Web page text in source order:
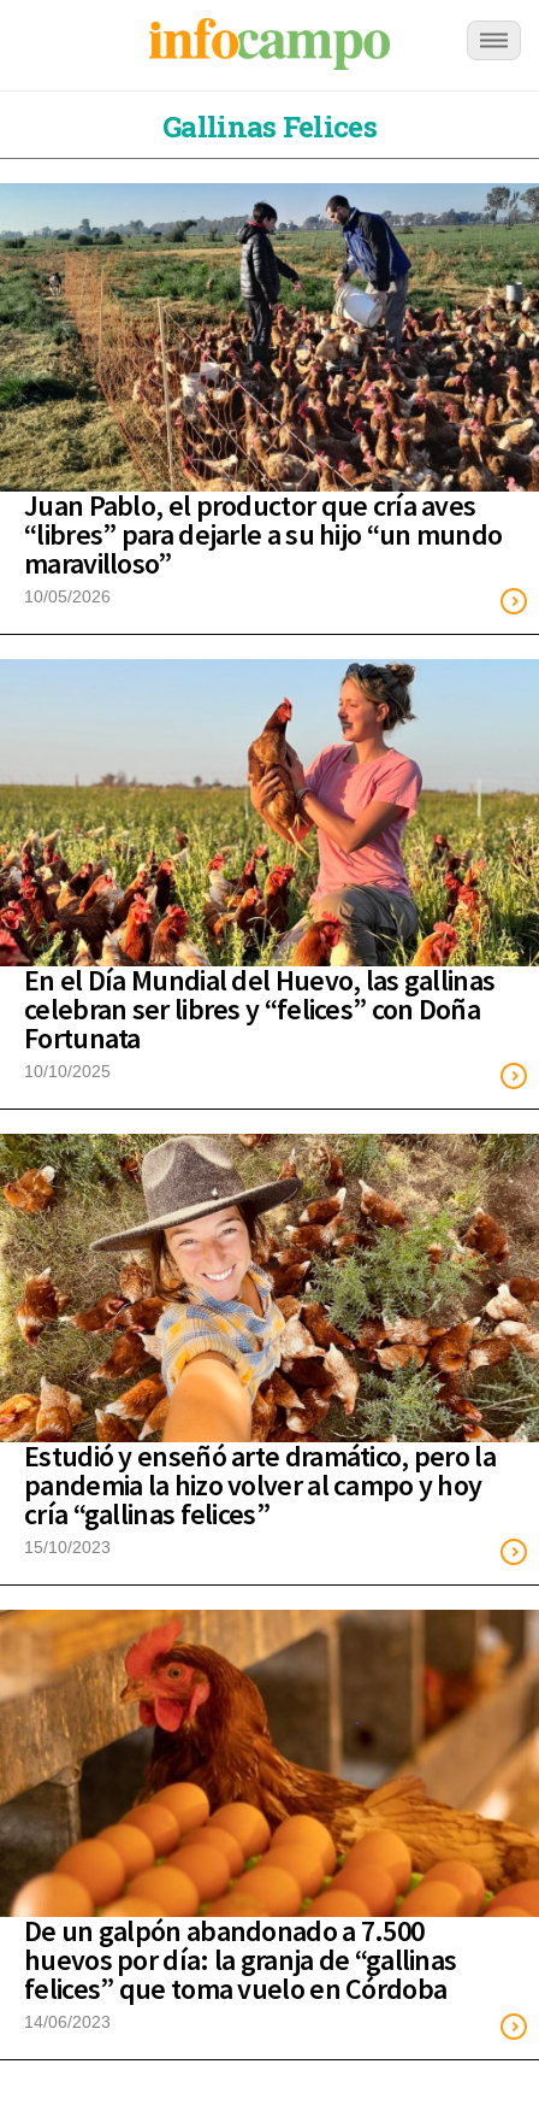
Gallinas Felices
Juan Pablo, el productor que cría aves
“libres” para dejarle a su hijo “un mundo
maravilloso”
10/05/2026
En el Día Mundial del Huevo, las gallinas
celebran ser libres y “felices” con Doña
Fortunata
10/10/2025
Estudió y enseñó arte dramático, pero la
pandemia la hizo volver al campo y hoy
cría “gallinas felices”
15/10/2023
De un galpón abandonado a 7.500
huevos por día: la granja de “gallinas
felices” que toma vuelo en Córdoba
14/06/2023